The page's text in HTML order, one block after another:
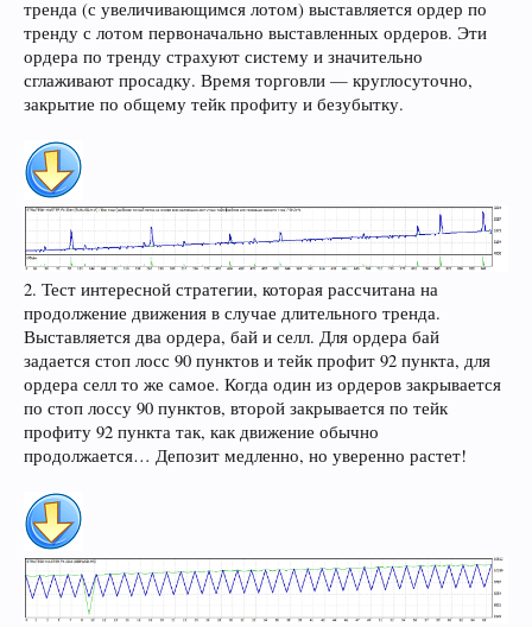
тренда (с увеличивающимся лотом) выставляется ордер по
тренду с лотом первоначально выставленных ордеров. Эти
ордера по тренду страхуют систему и значительно
сглаживают просадку. Время торговли — круглосуточно,
закрытие по общему тейк профиту и безубытку.
2. Тест интересной стратегии, которая рассчитана на
продолжение движения в случае длительного тренда.
Выставляется два ордера, бай и селл. Для ордера бай
задается стоп лосс 90 пунктов и тейк профит 92 пункта, для
ордера селл то же самое. Когда один из ордеров закрывается
по стоп лоссу 90 пунктов, второй закрывается по тейк
профиту 92 пункта так, как движение обычно
продолжается… Депозит медленно, но уверенно растет!